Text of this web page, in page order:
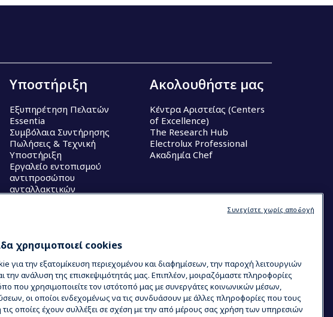
Υποστήριξη
Εξυπηρέτηση Πελατών
Essentia
Συμβόλαια Συντήρησης
Πωλήσεις & Τεχνική
Υποστήριξη
Εργαλείο εντοπισμού
αντιπροσώπου
ανταλλακτικών
Ακολουθήστε μας
Κέντρα Αριστείας (Centers
of Excellence)
The Research Hub
Electrolux Professional
Ακαδημία Chef
χρησιμοποιεί cookies
για την εξατομίκευση περιεχομένου και διαφημίσεων, την παροχή λειτουργιών
την ανάλυση της επισκεψιμότητάς μας. Επιπλέον, μοιραζόμαστε πληροφορίες
που χρησιμοποιείτε τον ιστότοπό μας με συνεργάτες κοινωνικών μέσων,
οι οποίοι ενδεχομένως να τις συνδυάσουν με άλλες πληροφορίες που τους
οποίες έχουν συλλέξει σε σχέση με την από μέρους σας χρήση των υπηρεσιών
Συνεχίστε χωρίς αποδοχή